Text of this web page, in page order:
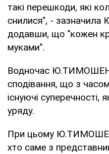
такі перешкоди, які
снилися", -
додавши, що "кожен
муками".
Водночас
сподівання, що з
існуючі суперечності,
уряду.
При цьому
хто саме з